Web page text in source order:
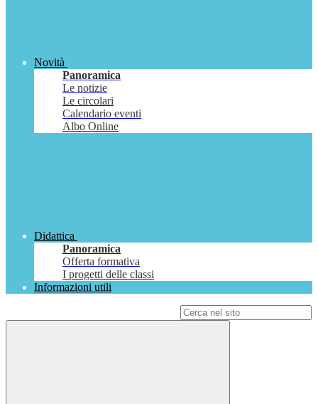
Novità
Panoramica
Le notizie
Le circolari
Calendario eventi
Albo Online
Didattica
Panoramica
Offerta formativa
I progetti delle classi
Informazioni utili